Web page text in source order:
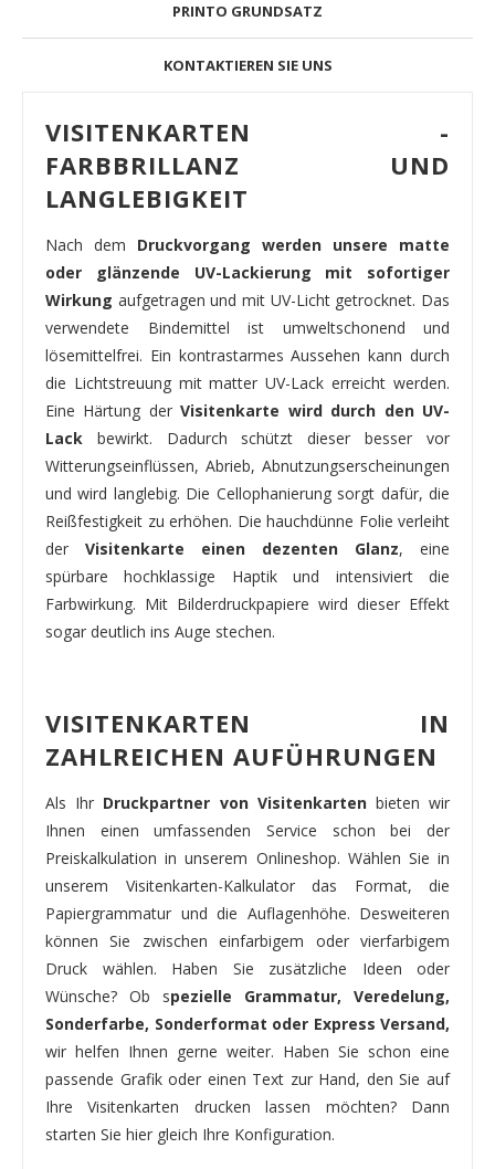
PRINTO GRUNDSATZ
KONTAKTIEREN SIE UNS
VISITENKARTEN -
FARBBRILLANZ UND
LANGLEBIGKEIT
Nach dem Druckvorgang werden unsere matte
oder glänzende UV-Lackierung mit sofortiger
Wirkung aufgetragen und mit UV-Licht getrocknet. Das
verwendete Bindemittel ist umweltschonend und
lösemittelfrei. Ein kontrastarmes Aussehen kann durch
die Lichtstreuung mit matter UV-Lack erreicht werden.
Eine Härtung derVisitenkarte wird durch den UV-
Lack bewirkt. Dadurch schützt dieser besser vor
Witterungseinflüssen, Abrieb, Abnutzungserscheinungen
und wird langlebig. Die Cellophanierung sorgt dafür, die
Reißfestigkeit zu erhöhen. Die hauchdünne Folie verleiht
der Visitenkarte einen dezenten Glanz, eine
spürbare hochklassige Haptik und intensiviert die
Farbwirkung. Mit Bilderdruckpapiere wird dieser Effekt
sogar deutlich ins Auge stechen.
VISITENKARTEN IN
ZAHLREICHEN AUFÜHRUNGEN
Als Ihr Druckpartner von Visitenkarten bieten wir
Ihnen einen umfassenden Service schon bei der
Preiskalkulation in unserem Onlineshop. Wählen Sie in
unserem Visitenkarten-Kalkulator das Format, die
Papiergrammatur und die Auflagenhöhe. Desweiteren
können Sie zwischen einfarbigem oder vierfarbigem
Druck wählen. Haben Sie zusätzliche Ideen oder
Wünsche? Ob spezielle Grammatur, Veredelung,
Sonderfarbe, Sonderformat oder Express Versand,
wir helfen Ihnen gerne weiter. Haben Sie schon eine
passende Grafik oder einen Text zur Hand, den Sie auf
Ihre Visitenkarten drucken lassen möchten? Dann
starten Sie hier gleich Ihre Konfiguration.